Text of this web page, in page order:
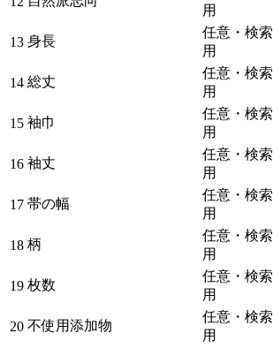
用
13 身長
任意・検索
用
14 総丈
任意・検索
用
15 袖巾
任意・検索
用
16 袖丈
任意・検索
用
17 帯の幅
任意・検索
用
18 柄
任意・検索
用
19 枚数
任意・検索
用
20 不使用添加物
任意・検索
用